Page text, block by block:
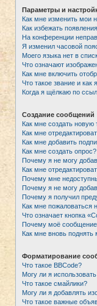
Параметры и
Как мне изменить мои
Как избежать
На конференции
Я изменил часовой
Моего языка нет в
Что означают
Как мне включить
Что такое звание и как
Когда я щёлкаю по
Создание сообщений
Как мне создать
Как мне
Как мне добавить
Как мне создать опрос?
Почему я не могу
Как мне
Почему мне
Почему я не могу
Почему я получил
Как мне пожаловаться
Что означает кнопка
Почему моё сообщение
Как мне вновь
Форматирование
Что такое BBCode?
Могу ли я
Что такое смайлики?
Могу ли я добавлять
Что такое важные